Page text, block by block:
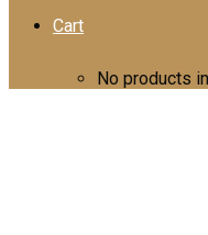
Cart
No products